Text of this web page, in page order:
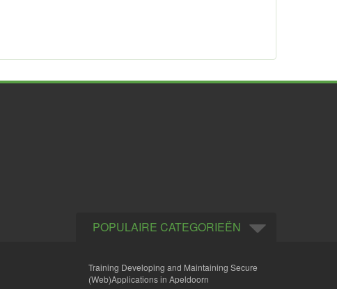
POPULAIRE CATEGORIEËN
Training Developing and Maintaining Secure
(Web)Applications in Apeldoorn